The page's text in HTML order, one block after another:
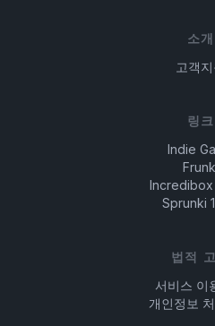
소개
고객지
링크
Indie
Incredibox
Sprunki
법적
서비스 이
개인정보